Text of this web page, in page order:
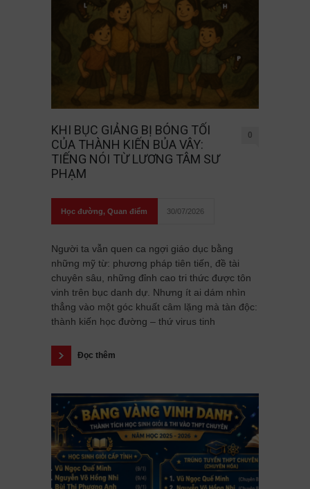
KHI BỤC GIẢNG BỊ BÓNG TỐI
CỦA THÀNH KIẾN BỦA VÂY:
TIẾNG NÓI TỪ LƯƠNG TÂM SƯ
PHẠM
0
Học đường, Quan điểm 30/07/2026
Người ta vẫn quen ca ngợi giáo dục bằng
những mỹ từ: phương pháp tiên tiến, đề tài
chuyên sâu, những đỉnh cao tri thức được tôn
vinh trên bục danh dự. Nhưng ít ai dám nhìn
thẳng vào một góc khuất câm lặng mà tàn độc:
thành kiến học đường – thứ virus tinh
Đọc thêm